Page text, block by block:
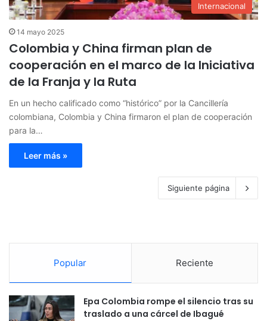
Internacional
14 mayo 2025
Colombia y China firman plan de
cooperación en el marco de la Iniciativa
de la Franja y la Ruta
En un hecho calificado como “histórico” por la Cancillería
colombiana, Colombia y China firmaron el plan de cooperación
para la…
Leer más »
Siguiente página
Popular Reciente
Epa Colombia rompe el silencio tras su
traslado a una cárcel de Ibagué